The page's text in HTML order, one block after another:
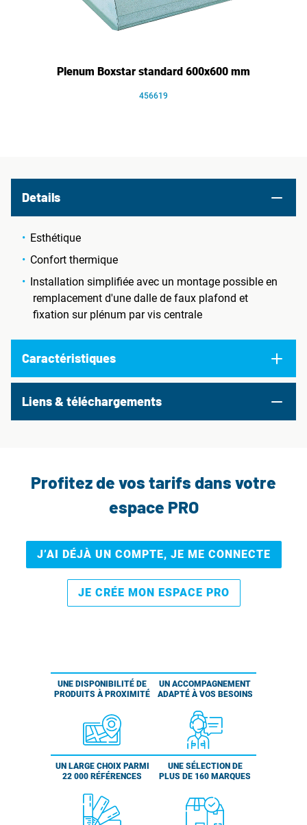
Plenum Boxstar standard 600x600 mm
456619
Details
Esthétique
Confort thermique
Installation simplifiée avec un montage possible en
remplacement d'une dalle de faux plafond et
fixation sur plénum par vis centrale
Caractéristiques
Liens & téléchargements
Profitez de vos tarifs dans votre
espace PRO
J’AI DÉJÀ UN COMPTE, JE ME CONNECTE
JE CRÉE MON ESPACE PRO
UNE DISPONIBILITÉ DE
PRODUITS À PROXIMITÉ
UN ACCOMPAGNEMENT
ADAPTÉ À VOS BESOINS
UN LARGE CHOIX PARMI
22 000 RÉFÉRENCES
UNE SÉLECTION DE
PLUS DE 160 MARQUES